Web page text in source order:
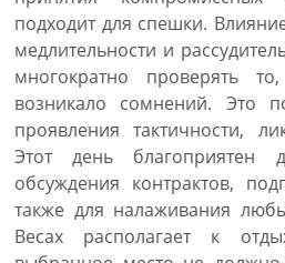
подходит для спешки.
медлительности и
многократно проверять
возникало сомнений. Это
проявления тактичности,
Этот день благоприятен
обсуждения контрактов,
также для налаживания
Весах располагает к